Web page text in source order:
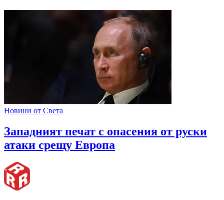
Новини от Света
Западният печат с опасения от руски
атаки срещу Европа